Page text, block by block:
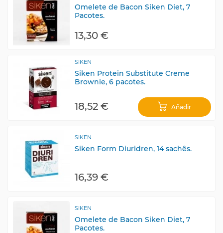
Omelete de Bacon Siken Diet, 7
Pacotes.
13,30 €
SIKEN
Siken Protein Substitute Creme
Brownie, 6 pacotes.
18,52 € Añadir
SIKEN
Siken Form Diuridren, 14 sachês.
16,39 €
SIKEN
Omelete de Bacon Siken Diet, 7
Pacotes.